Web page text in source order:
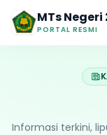
Lewati ke konten
MTs Negeri
PORTAL RESMI
Informasi terkini,